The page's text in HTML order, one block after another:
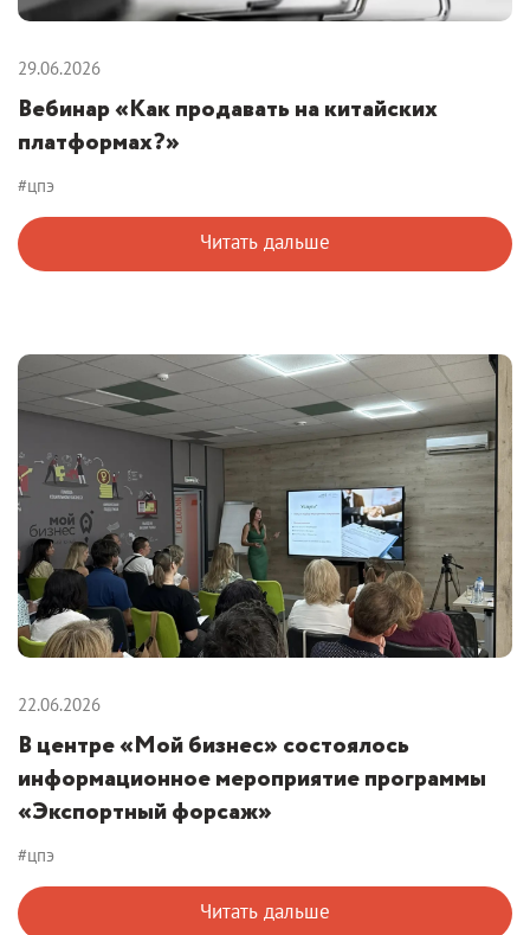
29.06.2026
Вебинар «Как продавать на китайских
платформах?»
#цпэ
Читать дальше
22.06.2026
В центре «Мой бизнес» состоялось
информационное мероприятие программы
«Экспортный форсаж»
#цпэ
Читать дальше